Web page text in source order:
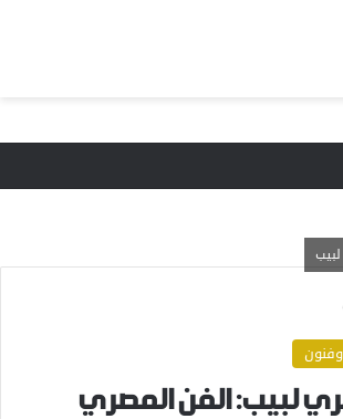
لبيب: الفن المصري